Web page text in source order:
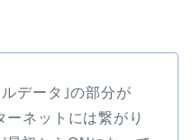
データ｣の部分が
ネットには繋がり